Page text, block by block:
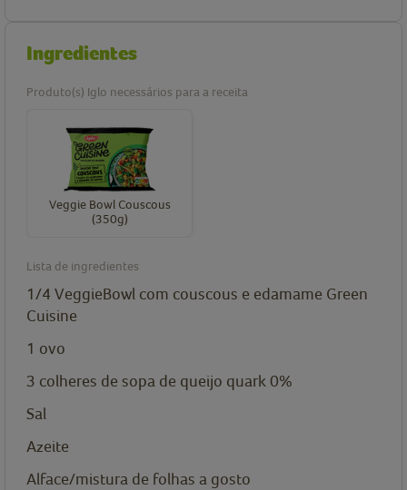
Ingredientes
Produto(s) Iglo necessários para a receita
Veggie Bowl Couscous
(350g)
Lista de ingredientes
1/4 VeggieBowl com couscous e edamame Green
Cuisine
1 ovo
3 colheres de sopa de queijo quark 0%
Sal
Azeite
Alface/mistura de folhas a gosto